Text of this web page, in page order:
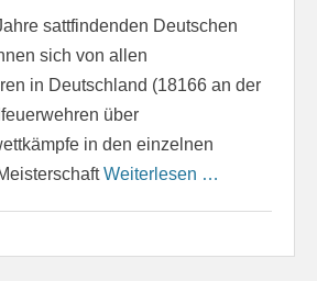
sattfindenden Deutschen
sich von allen
in Deutschland (18166 an der
über
in den einzelnen
Weiterlesen …